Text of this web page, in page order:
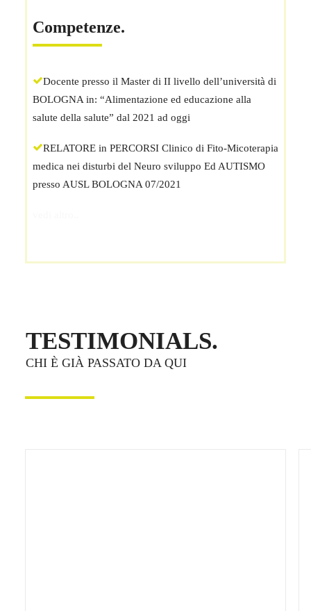
Competenze.
Docente presso il Master di II livello dell’università di
BOLOGNA in: “Alimentazione ed educazione alla
salute della salute” dal 2021 ad oggi
RELATORE in PERCORSI Clinico di Fito-Micoterapia
medica nei disturbi del Neuro sviluppo Ed AUTISMO
presso AUSL BOLOGNA 07/2021
TESTIMONIALS.
CHI È GIÀ PASSATO DA QUI